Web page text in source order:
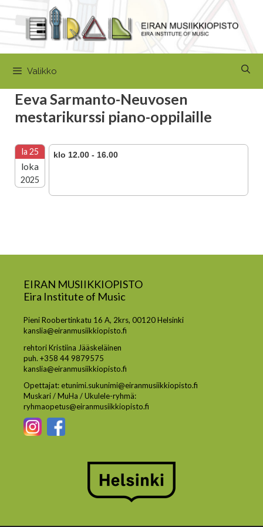
sisältöön
Valikko
Eeva Sarmanto-Neuvosen
mestarikurssi piano-oppilaille
la 25
loka
2025
klo 12.00 - 16.00
EIRAN MUSIIKKIOPISTO
Eira Institute of Music
Pieni Roobertinkatu 16 A, 2krs, 00120 Helsinki
kanslia@eiranmusiikkiopisto.fi
rehtori Kristiina Jääskeläinen
puh. +358 44 9879575
kanslia@eiranmusiikkiopisto.fi
Opettajat: etunimi.sukunimi@eiranmusiikkiopisto.fi
Muskari / MuHa / Ukulele-ryhmä:
ryhmaopetus@eiranmusiikkiopisto.fi